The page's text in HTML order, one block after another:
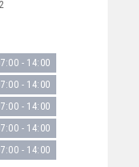
- 14:00
- 14:00
- 14:00
- 14:00
- 14:00